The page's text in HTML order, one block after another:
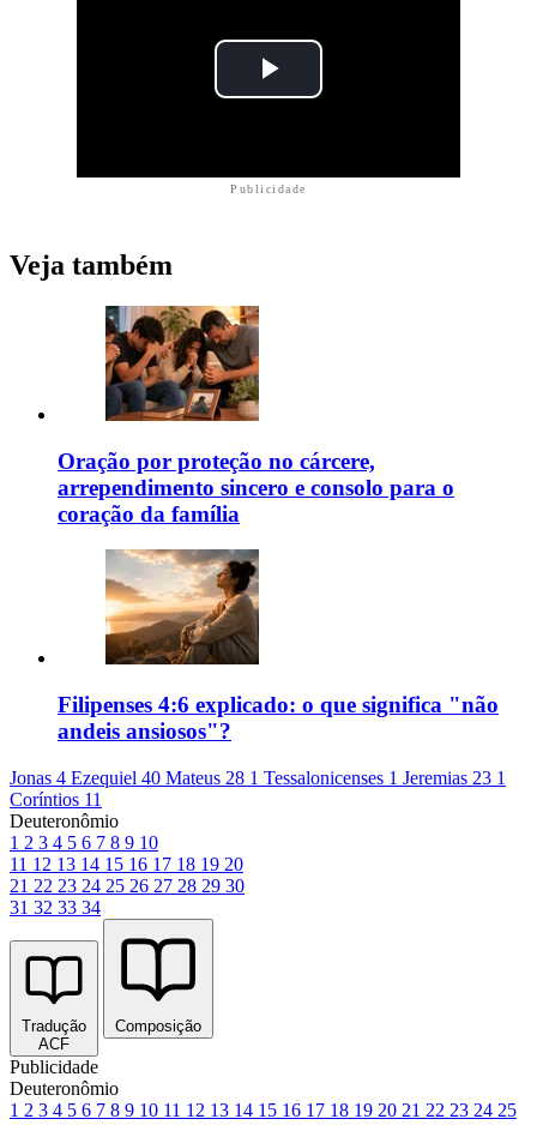
Publicidade
Veja também
Oração por proteção no cárcere,
arrependimento sincero e consolo para o
coração da família
Filipenses 4:6 explicado: o que significa "não
andeis ansiosos"?
Jonas 4 Ezequiel 40 Mateus 28 1 Tessalonicenses 1 Jeremias 23 1
Coríntios 11
Deuteronômio
1 2 3 4 5 6 7 8 9 10
11 12 13 14 15 16 17 18 19 20
21 22 23 24 25 26 27 28 29 30
31 32 33 34
Tradução
ACF
Composição
Publicidade
Deuteronômio
1 2 3 4 5 6 7 8 9 10 11 12 13 14 15 16 17 18 19 20 21 22 23 24 25